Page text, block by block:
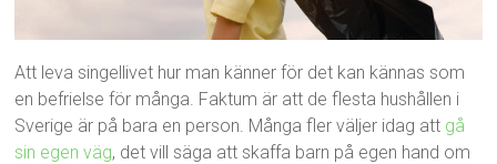
Att leva singellivet hur man känner för det kan kännas som
en befrielse för många. Faktum är att de flesta hushållen i
Sverige är på bara en person. Många fler väljer idag att gå
sin egen väg, det vill säga att skaffa barn på egen hand om